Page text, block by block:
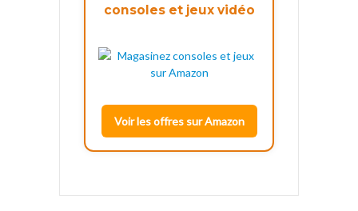
consoles et jeux vidéo
Voir les offres sur Amazon